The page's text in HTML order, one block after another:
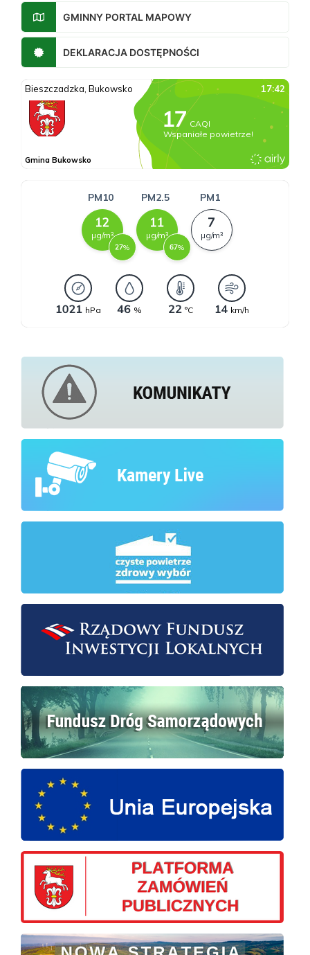
GMINNY PORTAL MAPOWY
DEKLARACJA DOSTĘPNOŚCI